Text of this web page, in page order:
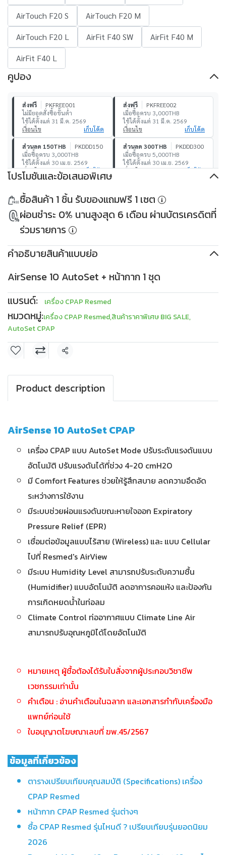
AirTouch F20 S
AirTouch F20 M
AirTouch F20 L
AirFit F40 SW
AirFit F40 M
AirFit F40 L
คูปอง
ส่งฟรี
PKFREE001
ไม่มียอดสั่งซื้อขั้นต่ำ
ใช้ได้ตั้งแต่ 31 มี.ค. 2569
เงื่อนไข
เก็บโค้ด
ส่งฟรี
PKFREE002
เมื่อซื้อครบ 3,000THB
ใช้ได้ตั้งแต่ 31 มี.ค. 2569
เงื่อนไข
เก็บโค้ด
ส่วนลด 150THB
PKDDD150
เมื่อซื้อครบ 3,000THB
ใช้ได้ตั้งแต่ 30 เม.ย. 2569
เงื่อนไข
เก็บโค้ด
ส่วนลด 300THB
PKDDD300
เมื่อซื้อครบ 5,000THB
ใช้ได้ตั้งแต่ 30 เม.ย. 2569
เงื่อนไข
เก็บโค้ด
เมื่อซื้อครบ 10,000THB
ใช้ได้ตั้งแต่ 30 เม.ย. 2569
เงื่อนไข
เก็บโค้ด
PKDDD1000
เมื่อซื้อครบ 30,000THB
ใช้ได้ตั้งแต่ 30 เม.ย. 2569
เงื่อนไข
เก็บโค้ด
โปรโมชันและข้อเสนอพิเศษ
ซื้อสินค้า 1 ชิ้น รับของแถมฟรี 1 เซต
ผ่อนชำระ 0% นานสูงสุด 6 เดือน ผ่านบัตรเครดิตที่
ร่วมรายการ
คำอธิบายสินค้าแบบย่อ
AirSense 10 AutoSet + หน้ากาก 1 ชุด
แบรนด์:
เครื่อง CPAP Resmed
หมวดหมู่:เครื่อง CPAP Resmed,สินค้าราคาพิเศษ BIG SALE,
AutoSet CPAP
แชร์
Product description
AirSense 10 AutoSet CPAP
เครื่อง CPAP แบบ AutoSet Mode ปรับระดับแรงดันแบบ
อัตโนมัติ ปรับแรงดันได้ที่ช่วง 4-20 cmH2O
มี Comfort Features ช่วยให้รู้สึกสบาย ลดความอึดอัด
ระหว่างการใช้งาน
มีระบบช่วยผ่อนแรงดันขณะหายใจออก Expiratory
Pressure Relief (EPR)
เชื่อมต่อข้อมูลแบบไร้สาย (Wireless) และ แบบ Cellular
ไปที่ Resmed's AirView
มีระบบ Humidity Level สามารถปรับระดับความชื้น
(Humidifier) แบบอัตโนมัติ ลดอาการคอแห้ง และป้องกัน
การเกิดหยดน้ำในท่อลม
Climate Control ท่ออากาศแบบ Climate Line Air
สามารถปรับอุณหภูมิได้โดยอัตโนมัติ
หมายเหตุ ผู้ชื้อต้องได้รับใบสั่งจากผู้ประกอบวิชาชีพ
เวชกรรมเท่านั้น
คำเตือน : อ่านคำเตือนในฉลาก และเอกสารกำกับเครื่องมือ
แพทย์ก่อนใช้
ใบอนุญาตโฆษณาเลขที่ ฆพ.45/2567
ข้อมูลที่เกี่ยวข้อง
ตารางเปรียบเทียบคุณสมบัติ (Specifications) เครื่อง
CPAP Resmed
หน้ากาก CPAP Resmed รุ่นต่างๆ
ซื้อ CPAP Resmed รุ่นไหนดี ? เปรียบเทียบรุ่นยอดนิยม
2026